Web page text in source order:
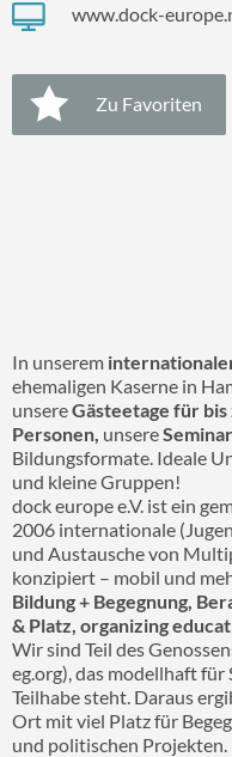
www.dock-
Zu Favoriten
In unserem
ehemaligen Kaserne in
unsereGästeetage für bis
Personen, unsere
Bildungsformate. Ideale
und kleine Gruppen!
dock europe e.V. ist ein
2006 internationale
und Austausche von
konzipiert – mobil und
Bildung + Begegnung,
& Platz, organizing
Wir sind Teil des
eg.org), das modellhaft
Teilhabe steht. Daraus
Ort mit viel Platz für
und politischen Projekten.